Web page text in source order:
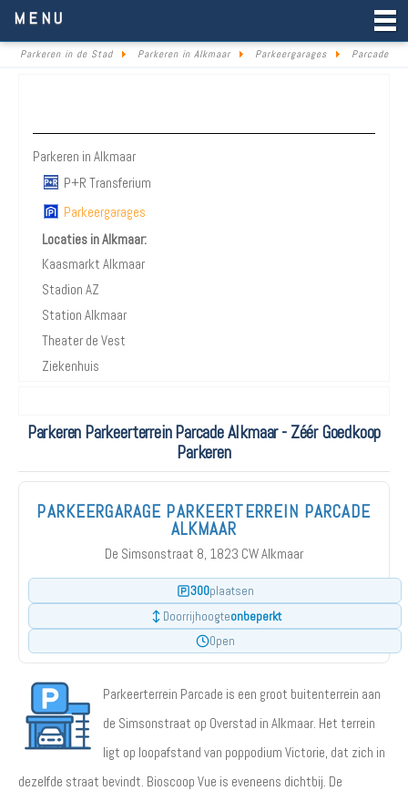
MENU
Parkeren in de Stad Parkeren in Alkmaar Parkeergarages Parcade
Parkeren in Alkmaar
P+R Transferium
Parkeergarages
Locaties in Alkmaar:
Kaasmarkt Alkmaar
Stadion AZ
Station Alkmaar
Theater de Vest
Ziekenhuis
Parkeren Parkeerterrein Parcade Alkmaar - Zéér Goedkoop
Parkeren
PARKEERGARAGE PARKEERTERREIN PARCADE
ALKMAAR
De Simsonstraat 8, 1823 CW Alkmaar
300plaatsen
Doorrijhoogteonbeperkt
Open
Parkeerterrein Parcade is een groot buitenterrein aan
de Simsonstraat op Overstad in Alkmaar. Het terrein
ligt op loopafstand van poppodium Victorie, dat zich in
dezelfde straat bevindt. Bioscoop Vue is eveneens dichtbij. De